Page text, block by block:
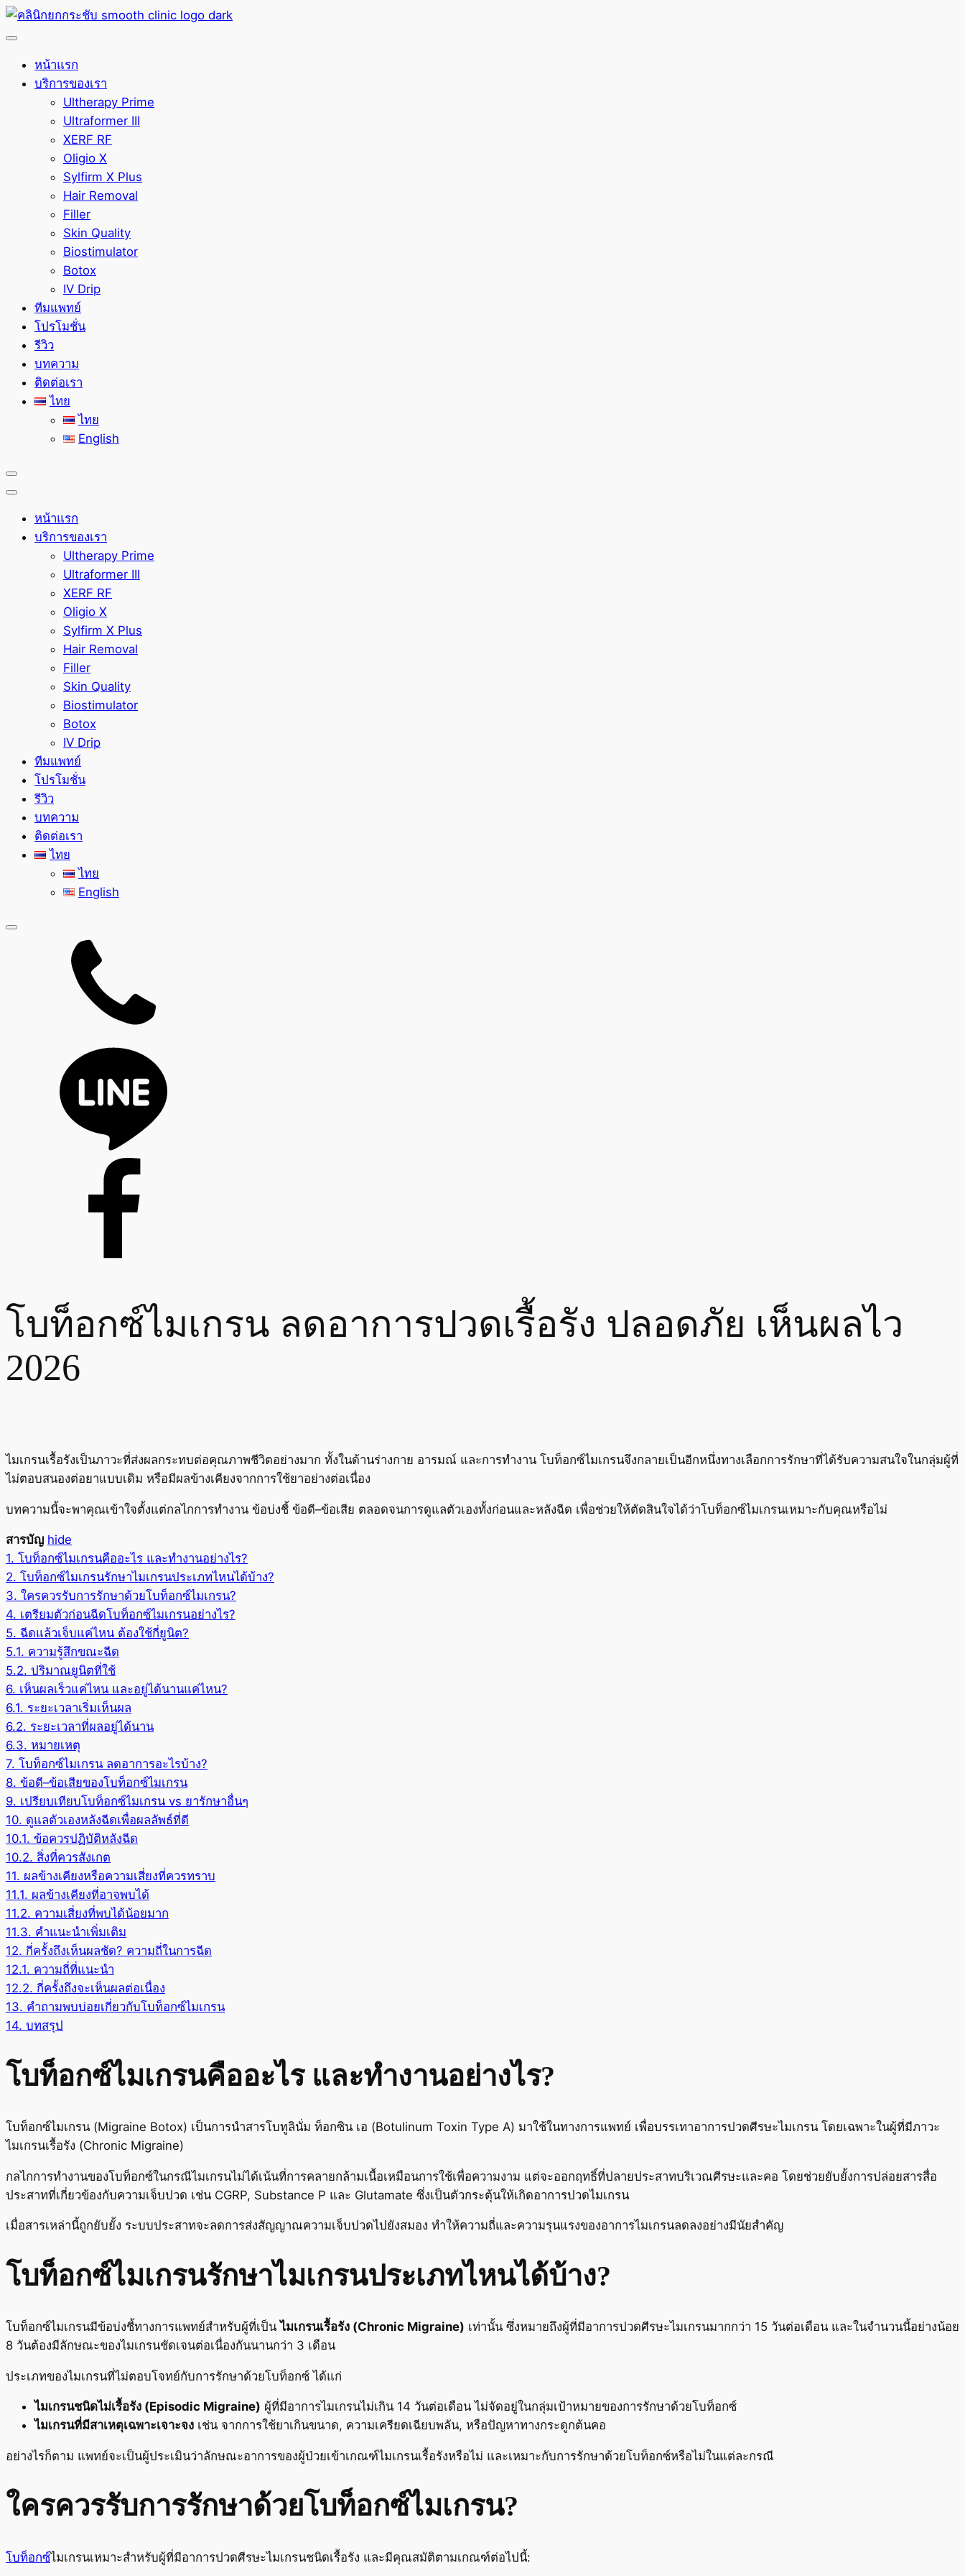
หน้าแรก
บริการของเรา
Ultherapy Prime
Ultraformer III
XERF RF
Oligio X
Sylfirm X Plus
Hair Removal
Filler
Skin Quality
Biostimulator
Botox
IV Drip
ทีมแพทย์
โปรโมชั่น
รีวิว
บทความ
ติดต่อเรา
ไทย
ไทย
English
หน้าแรก
บริการของเรา
Ultherapy Prime
Ultraformer III
XERF RF
Oligio X
Sylfirm X Plus
Hair Removal
Filler
Skin Quality
Biostimulator
Botox
IV Drip
ทีมแพทย์
โปรโมชั่น
รีวิว
บทความ
ติดต่อเรา
ไทย
ไทย
English
โบท็อกซ์ไมเกรน ลดอาการปวดเรื้อรัง ปลอดภัย เห็นผลไว
2026
ไมเกรนเรื้อรังเป็นภาวะที่ส่งผลกระทบต่อคุณภาพชีวิตอย่างมาก ทั้งในด้านร่างกาย อารมณ์ และการทำงาน โบท็อกซ์ไมเกรนจึงกลายเป็นอีกหนึ่งทางเลือกการรักษาที่ได้รับความสนใจในกลุ่มผู้ที่
ไม่ตอบสนองต่อยาแบบเดิม หรือมีผลข้างเคียงจากการใช้ยาอย่างต่อเนื่อง
บทความนี้จะพาคุณเข้าใจตั้งแต่กลไกการทำงาน ข้อบ่งชี้ ข้อดี–ข้อเสีย ตลอดจนการดูแลตัวเองทั้งก่อนและหลังฉีด เพื่อช่วยให้ตัดสินใจได้ว่าโบท็อกซ์ไมเกรนเหมาะกับคุณหรือไม่
สารบัญ hide
1. โบท็อกซ์ไมเกรนคืออะไร และทำงานอย่างไร?
2. โบท็อกซ์ไมเกรนรักษาไมเกรนประเภทไหนได้บ้าง?
3. ใครควรรับการรักษาด้วยโบท็อกซ์ไมเกรน?
4. เตรียมตัวก่อนฉีดโบท็อกซ์ไมเกรนอย่างไร?
5. ฉีดแล้วเจ็บแค่ไหน ต้องใช้กี่ยูนิต?
5.1. ความรู้สึกขณะฉีด
5.2. ปริมาณยูนิตที่ใช้
6. เห็นผลเร็วแค่ไหน และอยู่ได้นานแค่ไหน?
6.1. ระยะเวลาเริ่มเห็นผล
6.2. ระยะเวลาที่ผลอยู่ได้นาน
6.3. หมายเหตุ
7. โบท็อกซ์ไมเกรน ลดอาการอะไรบ้าง?
8. ข้อดี–ข้อเสียของโบท็อกซ์ไมเกรน
9. เปรียบเทียบโบท็อกซ์ไมเกรน vs ยารักษาอื่นๆ
10. ดูแลตัวเองหลังฉีดเพื่อผลลัพธ์ที่ดี
10.1. ข้อควรปฏิบัติหลังฉีด
10.2. สิ่งที่ควรสังเกต
11. ผลข้างเคียงหรือความเสี่ยงที่ควรทราบ
11.1. ผลข้างเคียงที่อาจพบได้
11.2. ความเสี่ยงที่พบได้น้อยมาก
11.3. คำแนะนำเพิ่มเติม
12. กี่ครั้งถึงเห็นผลชัด? ความถี่ในการฉีด
12.1. ความถี่ที่แนะนำ
12.2. กี่ครั้งถึงจะเห็นผลต่อเนื่อง
13. คำถามพบบ่อยเกี่ยวกับโบท็อกซ์ไมเกรน
14. บทสรุป
โบท็อกซ์ไมเกรนคืออะไร และทำงานอย่างไร?
โบท็อกซ์ไมเกรน (Migraine Botox) เป็นการนำสารโบทูลินั่ม ท็อกซิน เอ (Botulinum Toxin Type A) มาใช้ในทางการแพทย์ เพื่อบรรเทาอาการปวดศีรษะไมเกรน โดยเฉพาะในผู้ที่มีภาวะ
ไมเกรนเรื้อรัง (Chronic Migraine)
กลไกการทำงานของโบท็อกซ์ในกรณีไมเกรนไม่ได้เน้นที่การคลายกล้ามเนื้อเหมือนการใช้เพื่อความงาม แต่จะออกฤทธิ์ที่ปลายประสาทบริเวณศีรษะและคอ โดยช่วยยับยั้งการปล่อยสารสื่อ
ประสาทที่เกี่ยวข้องกับความเจ็บปวด เช่น CGRP, Substance P และ Glutamate ซึ่งเป็นตัวกระตุ้นให้เกิดอาการปวดไมเกรน
เมื่อสารเหล่านี้ถูกยับยั้ง ระบบประสาทจะลดการส่งสัญญาณความเจ็บปวดไปยังสมอง ทำให้ความถี่และความรุนแรงของอาการไมเกรนลดลงอย่างมีนัยสำคัญ
โบท็อกซ์ไมเกรนรักษาไมเกรนประเภทไหนได้บ้าง?
โบท็อกซ์ไมเกรนมีข้อบ่งชี้ทางการแพทย์สำหรับผู้ที่เป็นไมเกรนเรื้อรัง (Chronic Migraine) เท่านั้น ซึ่งหมายถึงผู้ที่มีอาการปวดศีรษะไมเกรนมากกว่า 15 วันต่อเดือน และในจำนวนนี้อย่างน้อย
8 วันต้องมีลักษณะของไมเกรนชัดเจนต่อเนื่องกันนานกว่า 3 เดือน
ประเภทของไมเกรนที่ไม่ตอบโจทย์กับการรักษาด้วยโบท็อกซ์ ได้แก่
ไมเกรนชนิดไม่เรื้อรัง (Episodic Migraine) ผู้ที่มีอาการไมเกรนไม่เกิน 14 วันต่อเดือน ไม่จัดอยู่ในกลุ่มเป้าหมายของการรักษาด้วยโบท็อกซ์
ไมเกรนที่มีสาเหตุเฉพาะเจาะจง เช่น จากการใช้ยาเกินขนาด, ความเครียดเฉียบพลัน, หรือปัญหาทางกระดูกต้นคอ
อย่างไรก็ตาม แพทย์จะเป็นผู้ประเมินว่าลักษณะอาการของผู้ป่วยเข้าเกณฑ์ไมเกรนเรื้อรังหรือไม่ และเหมาะกับการรักษาด้วยโบท็อกซ์หรือไม่ในแต่ละกรณี
ใครควรรับการรักษาด้วยโบท็อกซ์ไมเกรน?
โบท็อกซ์ไมเกรนเหมาะสำหรับผู้ที่มีอาการปวดศีรษะไมเกรนชนิดเรื้อรัง และมีคุณสมัติตามเกณฑ์ต่อไปนี้: